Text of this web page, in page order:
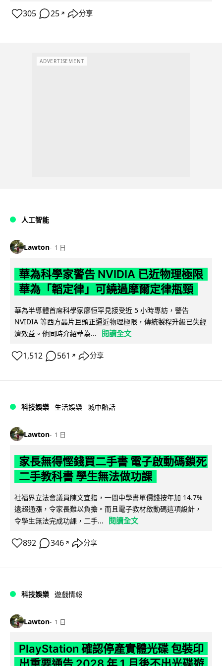
305 25 ↗ 分享
ADVERTISEMENT
人工智能
Lawton 1 日
華為科學家警告 NVIDIA 已近物理極限
華為「韜定律」可繞過摩爾定律瓶頸
華為半導體首席科學家廖恒罕見接受近 5 小時專訪，警告
NVIDIA 等西方晶片巨頭正逼近物理極限，傳統製程升級已失經
濟效益。他同時介紹華為...
閱讀全文
1,512 561 ↗ 分享
科技娛樂 生活娛樂 城中熱話
Lawton 1 日
家長無得慳錢買二手書 電子啟動碼鎖死
二手教科書 學生無法做功課
社福界立法會議員陳文宜指，一間中學書單價錢按年加 14.7%
遠超通漲，令家長難以負擔。而且電子教材啟動碼這項設計，
令學生無法完成功課，二手...
閱讀全文
892 346 ↗ 分享
科技娛樂 遊戲情報
Lawton 1 日
PlayStation 確認停產實體光碟 包裝印